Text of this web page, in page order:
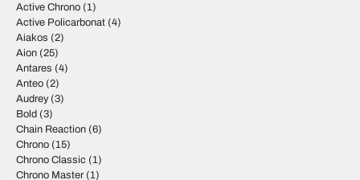
Active Chrono (1)
Active Policarbonat (4)
Aiakos (2)
Aion (25)
Antares (4)
Anteo (2)
Audrey(3)
Bold (3)
Chain Reaction (6)
Chrono (15)
Chrono Classic (1)
Chrono Master (1)